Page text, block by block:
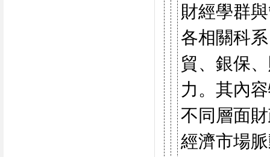
財經學群
各相關科
貿、銀保
力。其內
不同層面
經濟市場